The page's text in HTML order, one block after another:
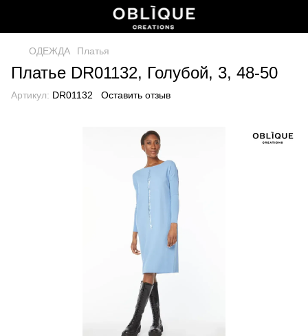
ОДЕЖДА Платья
Платье DR01132, Голубой, 3, 48-50
Артикул: DR01132 Оставить отзыв